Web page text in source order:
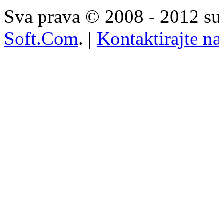
Sva prava © 2008 - 2012
Soft.Com. | Kontaktirajte